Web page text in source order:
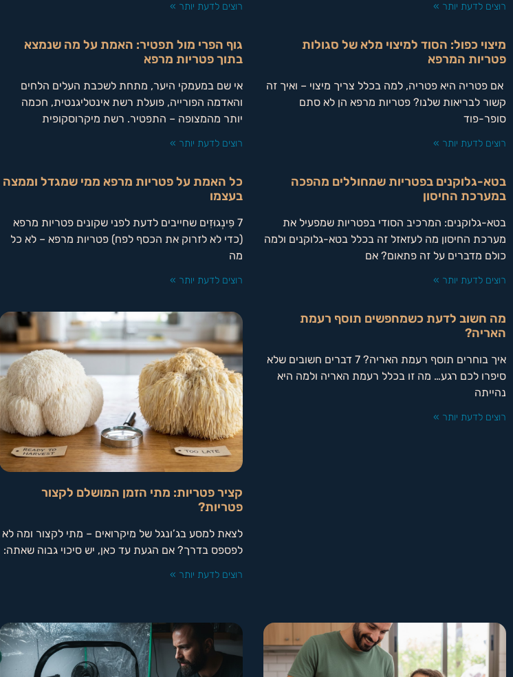
רוצים לדעת יותר » רוצים לדעת יותר »
מיצוי כפול: הסוד למיצוי מלא של סגולות
פטריות המרפא
אם פטריה היא פטריה, למה בכלל צריך מיצוי – ואיך זה
קשור לבריאות שלנו? פטריות מרפא הן לא סתם
סופר-פוד
רוצים לדעת יותר »
גוף הפרי מול תפטיר: האמת על מה שנמצא
בתוך פטריות מרפא
אי שם במעמקי היער, מתחת לשכבת העלים הלחים
והאדמה הפורייה, פועלת רשת אינטליגנטית, חכמה
יותר מהמצופה – התפטיר. רשת מיקרוסקופית
רוצים לדעת יותר »
בטא-גלוקנים בפטריות שמחוללים מהפכה
במערכת החיסון
בטא-גלוקנים: המרכיב הסודי בפטריות שמפעיל את
מערכת החיסון מה לעזאזל זה בכלל בטא-גלוקנים ולמה
כולם מדברים על זה פתאום? אם
רוצים לדעת יותר »
כל האמת על פטריות מרפא ממי שמגדל וממצה
בעצמו
7 פִּינְגוּזִים שחייבים לדעת לפני שקונים פטריות מרפא
(כדי לא לזרוק את הכסף לפח) פטריות מרפא – לא כל
מה
רוצים לדעת יותר »
מה חשוב לדעת כשמחפשים תוסף רעמת
האריה?
איך בוחרים תוסף רעמת האריה? 7 דברים חשובים שלא
סיפרו לכם רגע… מה זו בכלל רעמת האריה ולמה היא
נהייתה
רוצים לדעת יותר »
קציר פטריות: מתי הזמן המושלם לקצור
פטריות?
לצאת למסע בג’ונגל של מיקרואים – מתי לקצור ומה לא
לפספס בדרך? אם הגעת עד כאן, יש סיכוי גבוה שאתה:
רוצים לדעת יותר »